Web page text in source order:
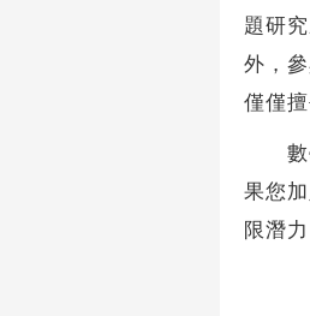
題研
外，
僅僅
數學
果您
限潛力